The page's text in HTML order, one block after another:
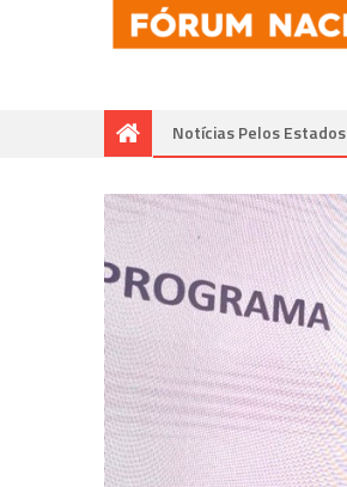
Notícias Pelos Estados